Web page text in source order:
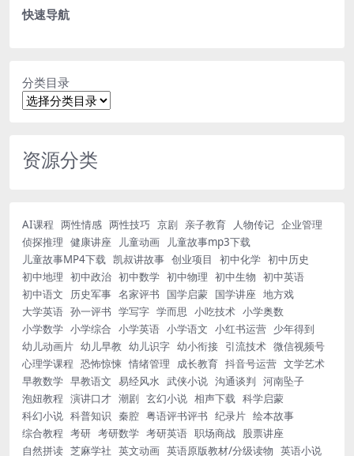
快速导航
分类目录
资源分类
AI课程 两性情感 两性技巧 京剧 亲子教育 人物传记 企业管理
侦探推理 健康讲座 儿童动画
儿童故事mp3下载
儿童故事MP4下载 凯叔讲故事 创业项目 初中化学 初中历史
初中地理 初中政治 初中数学 初中物理 初中生物 初中英语
初中语文
历史军事 名家评书 国学启蒙 国学讲座 地方戏
大学英语 孙一评书 学写字 学而思 小吃技术 小学奥数
小学数学 小学综合 小学英语 小学语文 小红书运营 少年得到
幼儿动画片 幼儿早教 幼儿识字 幼小衔接 引流技术 微信视频号
心理学课程 恐怖惊悚 情绪管理 成长教育 抖音号运营 文学艺术
早教数学 早教语文 易经风水 武侠小说 沟通谈判 河南坠子
泡妞教程 演讲口才 潮剧 玄幻小说 相声下载 科学启蒙
科幻小说 科普知识 秦腔 粤语评书评书 纪录片 绘本故事
综合教程 考研 考研数学 考研英语 职场商战 股票讲座
自然拼读 芝麻学社 英文动画 英语原版教材/分级读物 英语小说